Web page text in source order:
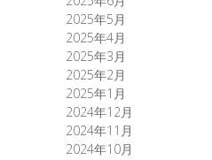
2025年5月
2025年4月
2025年3月
2025年2月
2025年1月
2024年12月
2024年11月
2024年10月